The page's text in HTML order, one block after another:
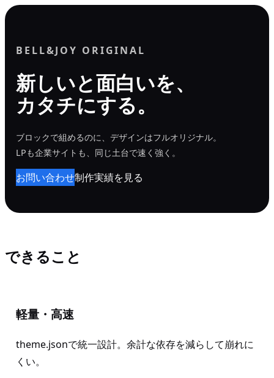
内
BELL&JOY ORIGINAL
新しいと面白いを、
カタチにする。
ブロックで組めるのに、デザインはフルオリジナル。
LPも企業サイトも、同じ土台で速く強く。
お問い合わせ制作実績を見る
できること
軽量・高速
theme.jsonで統一設計。余計な依存を減らして崩れに
くい。